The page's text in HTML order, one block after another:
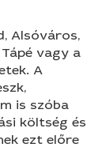
Alsóváros,
vagy a
A
is szóba
költség és
ezt előre